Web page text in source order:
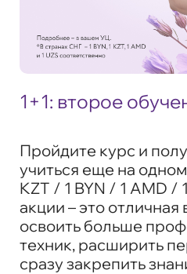
1+1: второе
Пройдите курс и
учиться еще на одном
KZT / 1 BYN / 1 AMD /
акции – это
освоить больше
техник, расширить
сразу закрепить